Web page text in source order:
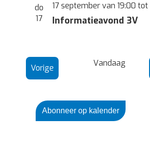
do
17
17 september van 19:00 tot
Informatieavond 3V
Vorige EvenementenVandaag
Abonneer op kalender